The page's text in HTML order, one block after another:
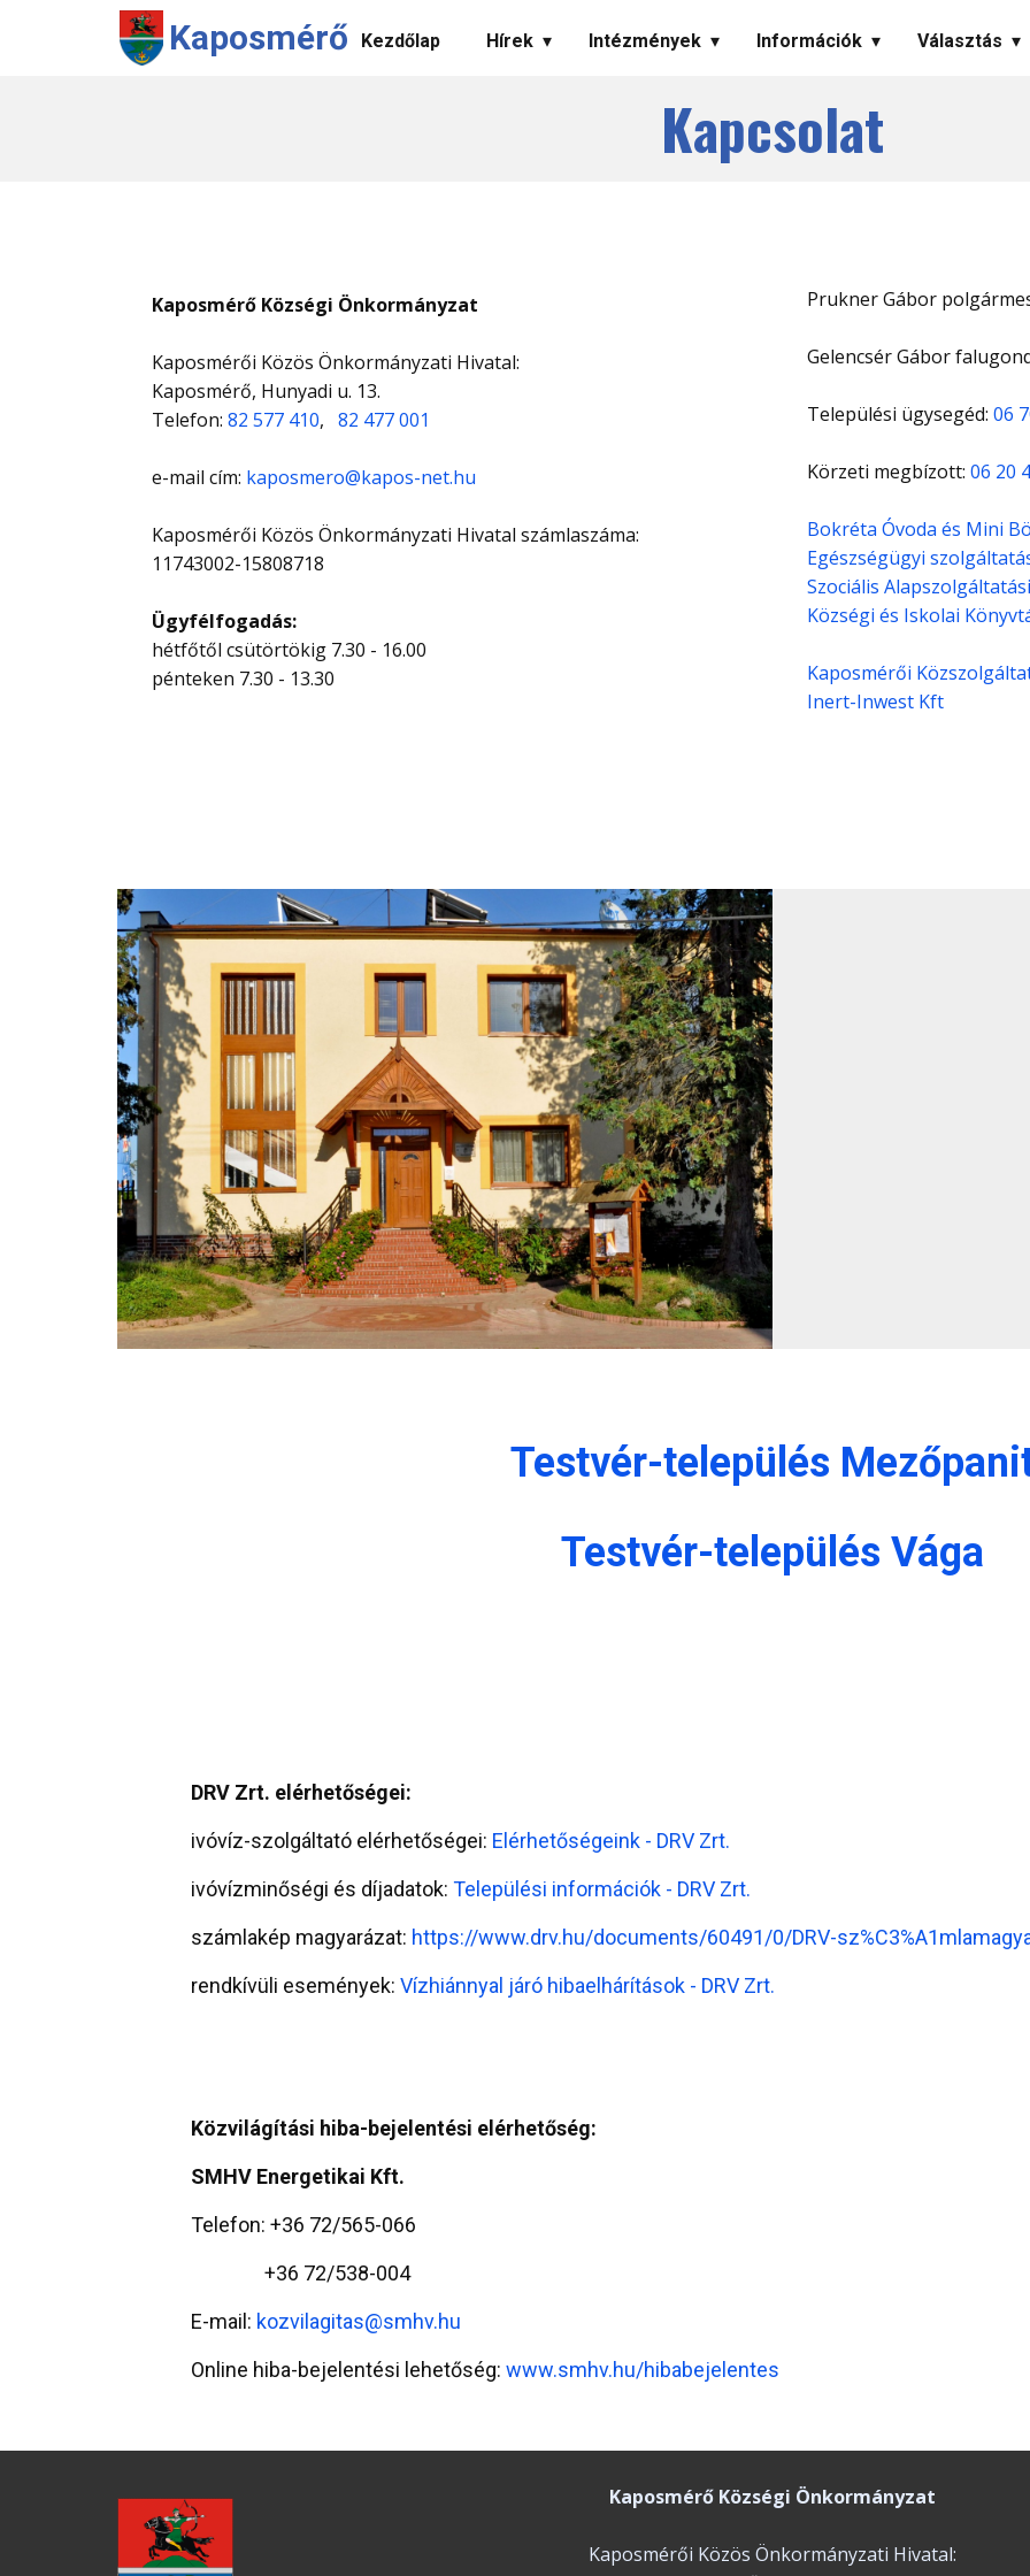
Kaposmérő Kezdőlap Hírek Intézmények Információk Választás
Kapcsolat
Kaposmérő Községi Önkormányzat
Kaposmérői Közös Önkormányzati Hivatal:
Kaposmérő, Hunyadi u. 13.
Telefon: 82 577 410, 82 477 001
e-mail cím: kaposmero@kapos-net.hu
Kaposmérői Közös Önkormányzati Hivatal számlaszáma:
11743002-15808718
Ügyfélfogadás:
hétfőtől csütörtökig 7.30 - 16.00
pénteken 7.30 - 13.30
Prukner Gábor
Gelencsér Gábor
Települési ügysegéd: 06
Körzeti megbízott: 06 20
Bokréta Óvoda és Mini
Egészségügyi
Szociális
Községi és Iskolai
Kaposmérői
Inert-Inwest Kft
Testvér-település
Testvér-település Vága
DRV Zrt. elérhetőségei:
ivóvíz-szolgáltató elérhetőségei: Elérhetőségeink - DRV Zrt.
ivóvízminőségi és díjadatok: Települési információk - DRV Zrt.
számlakép magyarázat: https://www.drv.hu/documents/60491/0/DRV-
rendkívüli események: Vízhiánnyal járó hibaelhárítások - DRV Zrt.
Közvilágítási hiba-bejelentési elérhetőség:
SMHV Energetikai Kft.
Telefon: +36 72/565-066
+36 72/538-004
E-mail: kozvilagitas@smhv.hu
Online hiba-bejelentési lehetőség: www.smhv.hu/hibabejelentes
Kaposmérő Községi Önkormányzat
Kaposmérői Közös Önkormányzati Hivatal: